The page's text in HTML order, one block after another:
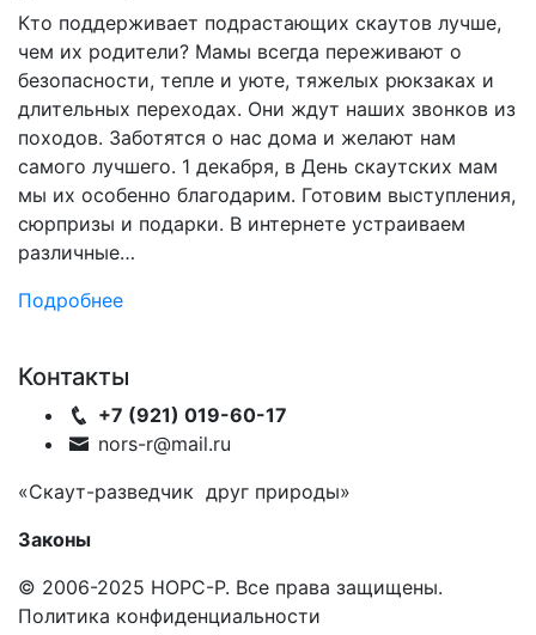
Кто поддерживает подрастающих скаутов лучше,
чем их родители? Мамы всегда переживают о
безопасности, тепле и уюте, тяжелых рюкзаках и
длительных переходах. Они ждут наших звонков из
походов. Заботятся о нас дома и желают нам
самого лучшего. 1 декабря, в День скаутских мам
мы их особенно благодарим. Готовим выступления,
сюрпризы и подарки. В интернете устраиваем
различные…
Подробнее
Контакты
+7 (921) 019-60-17
nors-r@mail.ru
«Скаут-разведчик друг природы»
Законы
© 2006-2025 НОРС-Р. Все права защищены.
Политика конфиденциальности